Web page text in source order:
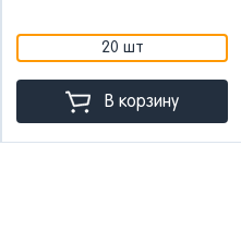
20 шт
В корзину